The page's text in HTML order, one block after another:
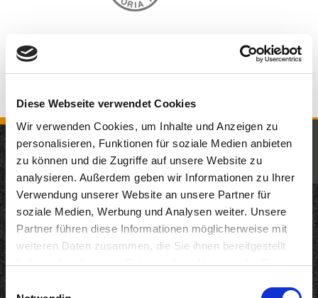
Diese Webseite verwendet Cookies
Wir verwenden Cookies, um Inhalte und Anzeigen zu
personalisieren, Funktionen für soziale Medien anbieten
zu können und die Zugriffe auf unsere Website zu
analysieren. Außerdem geben wir Informationen zu Ihrer
Verwendung unserer Website an unsere Partner für
soziale Medien, Werbung und Analysen weiter. Unsere
Partner führen diese Informationen möglicherweise mit
weiteren Daten zusammen, die Sie ihnen bereitgestellt
haben oder die sie im Rahmen Ihrer Nutzung der Dienste
Neuigkeiten
12.05.2026
200 Jahre KD: Remagen und KD starten gemeinsame
22.04.2026
KOMM IN UNSER TEAM
JETZT BEWERBEN